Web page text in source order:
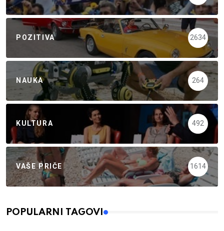
POZITIVA 2634
NAUKA 264
KULTURA 492
VAŠE PRIČE 1614
POPULARNI TAGOVI